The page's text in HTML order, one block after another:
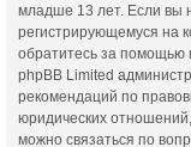
младше 13 лет. Если вы
регистрирующемуся на
обратитесь за помощью
phpBB Limited
рекомендаций по
юридических
можно связаться по